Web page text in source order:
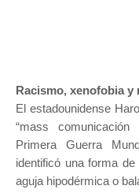
Racismo, xenofobia
El estadounidense
“mass
Primera Guerra
identificó una forma
aguja hipodérmica o